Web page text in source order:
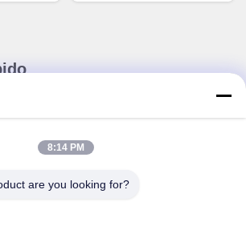
Parque industrial comunitario Shunjiang,
8:14 PM
are you looking for?